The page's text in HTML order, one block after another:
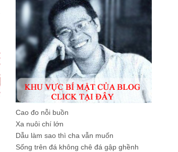
Cao đo nỗi buồn
Xa nuôi chí lớn
Dẫu làm sao thì cha vẫn muốn
Sống trên đá không chê đá gập ghềnh